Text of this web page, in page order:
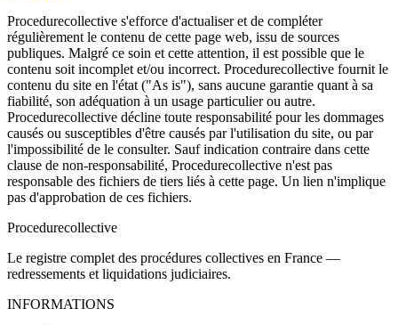
Procedurecollective s'efforce d'actualiser et de compléter
régulièrement le contenu de cette page web, issu de sources
publiques. Malgré ce soin et cette attention, il est possible que le
contenu soit incomplet et/ou incorrect. Procedurecollective fournit le
contenu du site en l'état ("As is"), sans aucune garantie quant à sa
fiabilité, son adéquation à un usage particulier ou autre.
Procedurecollective décline toute responsabilité pour les dommages
causés ou susceptibles d'être causés par l'utilisation du site, ou par
l'impossibilité de le consulter. Sauf indication contraire dans cette
clause de non-responsabilité, Procedurecollective n'est pas
responsable des fichiers de tiers liés à cette page. Un lien n'implique
pas d'approbation de ces fichiers.
Procedurecollective
Le registre complet des procédures collectives en France —
redressements et liquidations judiciaires.
INFORMATIONS